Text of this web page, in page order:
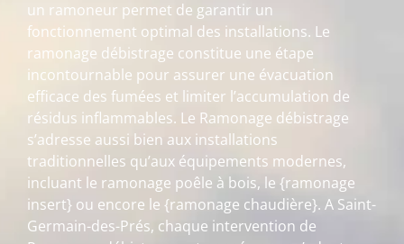
un ramoneur permet de garantir un
fonctionnement optimal des installations. Le
ramonage débistrage constitue une étape
incontournable pour assurer une évacuation
efficace des fumées et limiter l’accumulation de
résidus inflammables. Le Ramonage débistrage
s’adresse aussi bien aux installations
traditionnelles qu’aux équipements modernes,
incluant le ramonage poêle à bois, le {ramonage
insert} ou encore le {ramonage chaudière}. A Saint-
Germain-des-Prés, chaque intervention de